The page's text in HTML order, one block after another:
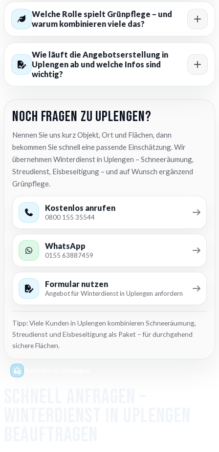
Welche Rolle spielt Grünpflege – und
warum kombinieren viele das?
Wie läuft die Angebotserstellung in
Uplengen ab und welche Infos sind
wichtig?
Noch Fragen zu Uplengen?
Nennen Sie uns kurz Objekt, Ort und Flächen, dann
bekommen Sie schnell eine passende Einschätzung. Wir
übernehmen Winterdienst in Uplengen – Schneeräumung,
Streudienst, Eisbeseitigung – und auf Wunsch ergänzend
Grünpflege.
Kostenlos anrufen
0800 155 35544
WhatsApp
0155 63887459
Formular nutzen
Angebot für Winterdienst in Uplengen anfordern
Tipp: Viele Kunden in Uplengen kombinieren Schneeräumung,
Streudienst und Eisbeseitigung als Paket – für durchgehend
sichere Flächen.